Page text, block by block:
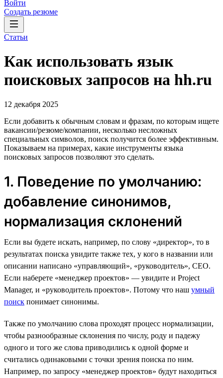
Войти
Создать резюме
Статьи
Как использовать язык
поисковых запросов на hh.ru
12 декабря 2025
Если добавить к обычным словам и фразам, по которым ищете
вакансии/резюме/компании, несколько несложных
специальных символов, поиск получится более эффективным.
Показываем на примерах, какие инструменты языка
поисковых запросов позволяют это сделать.
1. Поведение по умолчанию:
добавление синонимов,
нормализация склонений
Если вы будете искать, например, по слову «директор», то в
результатах поиска увидите также тех, у кого в названии или
описании написано «управляющий», «руководитель», CEO.
Если наберете «менеджер проектов» — увидите и Project
Manager, и «руководитель проектов». Потому что наш умный
поиск понимает синонимы.
Также по умолчанию слова проходят процесс нормализации,
чтобы разнообразные склонения по числу, роду и падежу
одного и того же слова приводились к одной форме и
считались одинаковыми с точки зрения поиска по ним.
Например, по запросу «менеджер проектов» будут находиться